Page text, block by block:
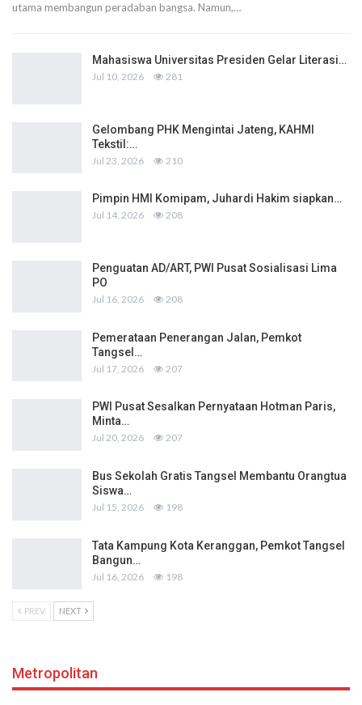
utama membangun peradaban bangsa. Namun,…
Mahasiswa Universitas Presiden Gelar Literasi…
Jul 10, 2026 281
Gelombang PHK Mengintai Jateng, KAHMI
Tekstil:…
Jul 23, 2026 210
Pimpin HMI Komipam, Juhardi Hakim siapkan…
Jul 14, 2026 208
Penguatan AD/ART, PWI Pusat Sosialisasi Lima
PO
Jul 16, 2026 208
Pemerataan Penerangan Jalan, Pemkot
Tangsel…
Jul 17, 2026 207
PWI Pusat Sesalkan Pernyataan Hotman Paris,
Minta…
Jul 20, 2026 207
Bus Sekolah Gratis Tangsel Membantu Orangtua
Siswa…
Jul 15, 2026 198
Tata Kampung Kota Keranggan, Pemkot Tangsel
Bangun…
Jul 16, 2026 198
PREV NEXT
Metropolitan